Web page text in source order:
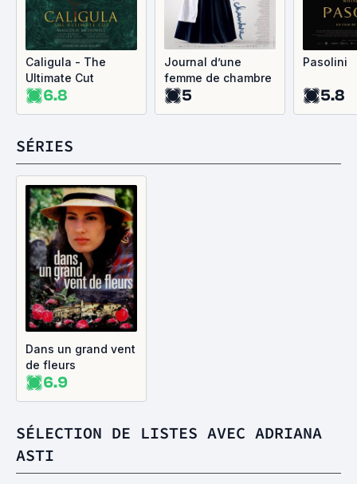
Caligula - The
Ultimate Cut
6.8
Journal d’une
femme de chambre
5
Pasolini
5.8
SÉRIES
Dans un grand vent
de fleurs
6.9
SÉLECTION DE LISTES AVEC ADRIANA
ASTI